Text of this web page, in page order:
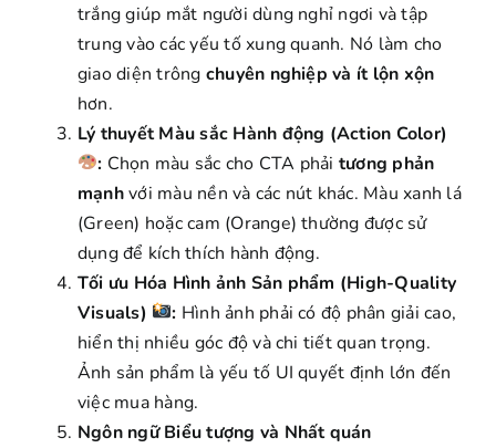
trắng giúp mắt người dùng nghỉ ngơi và tập
trung vào các yếu tố xung quanh. Nó làm cho
giao diện trông chuyên nghiệp và ít lộn xộn
hơn.
Lý thuyết Màu sắc Hành động (Action Color)
: Chọn màu sắc cho CTA phải tương phản
mạnhvới màu nền và các nút khác. Màu xanh lá
(Green) hoặc cam (Orange) thường được sử
dụng để kích thích hành động.
Tối ưu Hóa Hình ảnh Sản phẩm (High-Quality
Visuals)
: Hình ảnh phải có độ phân giải cao,
hiển thị nhiều góc độ và chi tiết quan trọng.
Ảnh sản phẩm là yếu tố UI quyết định lớn đến
việc mua hàng.
Ngôn ngữ Biểu tượng và Nhất quán